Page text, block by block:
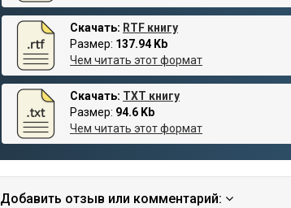
Скачать: RTF книгу
Размер: 137.94 Kb
Чем читать этот формат
Скачать: TXT книгу
Размер: 94.6 Kb
Чем читать этот формат
Добавить отзыв или комментарий: